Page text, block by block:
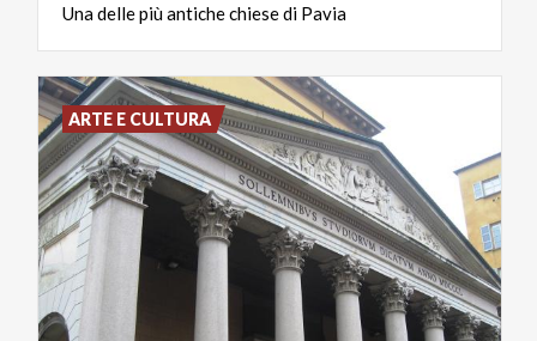
Unadellepiùantichechiesedi Pavia
ARTE E CULTURA